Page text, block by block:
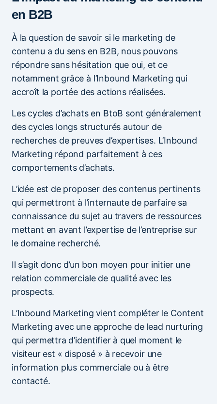
en B2B
À la question de savoir si le marketing de
contenu a du sens en B2B, nous pouvons
répondre sans hésitation que oui, et ce
notamment grâce à l’Inbound Marketing qui
accroît la portée des actions réalisées.
Les cycles d’achats en BtoB sont généralement
des cycles longs structurés autour de
recherches de preuves d’expertises. L’Inbound
Marketing répond parfaitement à ces
comportements d’achats.
L’idée est de proposer des contenus pertinents
qui permettront à l’internaute de parfaire sa
connaissance du sujet au travers de ressources
mettant en avant l’expertise de l’entreprise sur
le domaine recherché.
Il s’agit donc d’un bon moyen pour initier une
relation commerciale de qualité avec les
prospects.
L’Inbound Marketing vient compléter le Content
Marketing avec une approche de lead nurturing
qui permettra d’identifier à quel moment le
visiteur est « disposé » à recevoir une
information plus commerciale ou à être
contacté.